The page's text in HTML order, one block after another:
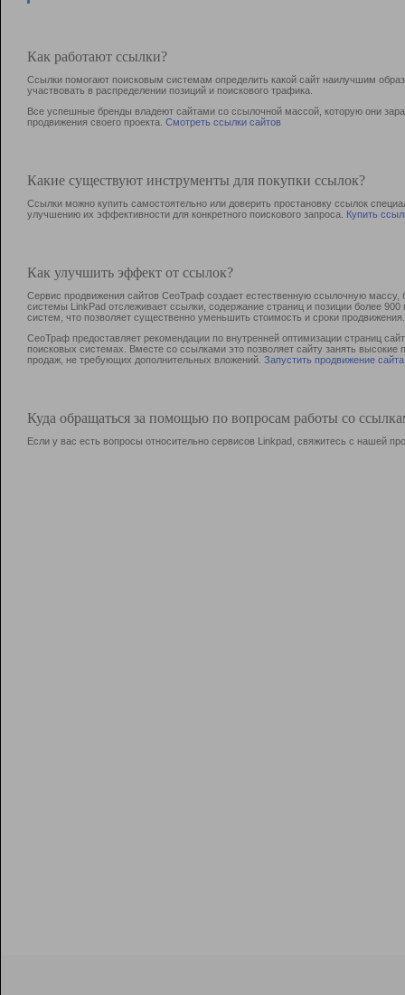
Как работают ссылки?
Ссылки помогают поисковым системам определить какой сайт наилучшим
участвовать в раcпределении позиций и поискового трафика.
Все успешные бренды владеют сайтами со ссылочной массой, которую они
продвижения своего проекта. Смотреть ссылки сайтов
Какие существуют инструменты для покупки ссылок?
Ссылки можно купить самостоятельно или доверить простановку ссылок
улучшению их эффективности для конкретного поискового запроса. Купить
Как улучшить эффект от ссылок?
Сервис продвижения сайтов СеоТраф создает естественную ссылочную
системы LinkPad отслеживает ссылки, содержание страниц и позиции более
систем, что позволяет существенно уменьшить стоимость и сроки продвижения.
СеоТраф предоставляет рекомендации по внутренней оптимизации страниц
поисковых системах. Вместе со ссылками это позволяет сайту занять
продаж, не требующих дополнительных вложений. Запустить продвижение сайта
Куда обращаться за помощью по вопросам работы со
Если у вас есть вопросы относительно сервисов Linkpad, свяжитесь с нашей